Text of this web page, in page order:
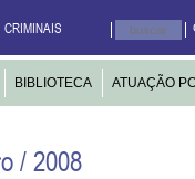
BIBLIOTECA ATUAÇÃO
/ 2008